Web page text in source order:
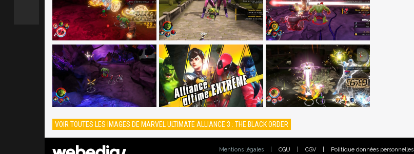
VOIR TOUTES LES IMAGES DE MARVEL ULTIMATE ALLIANCE 3 : THE BLACK ORDER
Mentions légales CGU CGV Politique données personnelles